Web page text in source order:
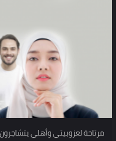
مرتاحة لعزوبيتي وأهلي